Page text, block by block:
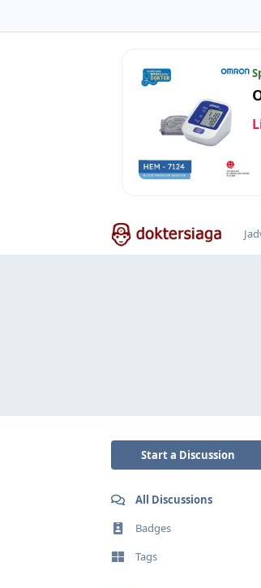
Start a Discussion
All Discussions
Badges
Tags